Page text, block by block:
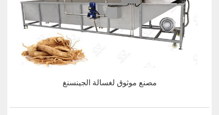
مصنع موثوق لغسالة الجينسنغ